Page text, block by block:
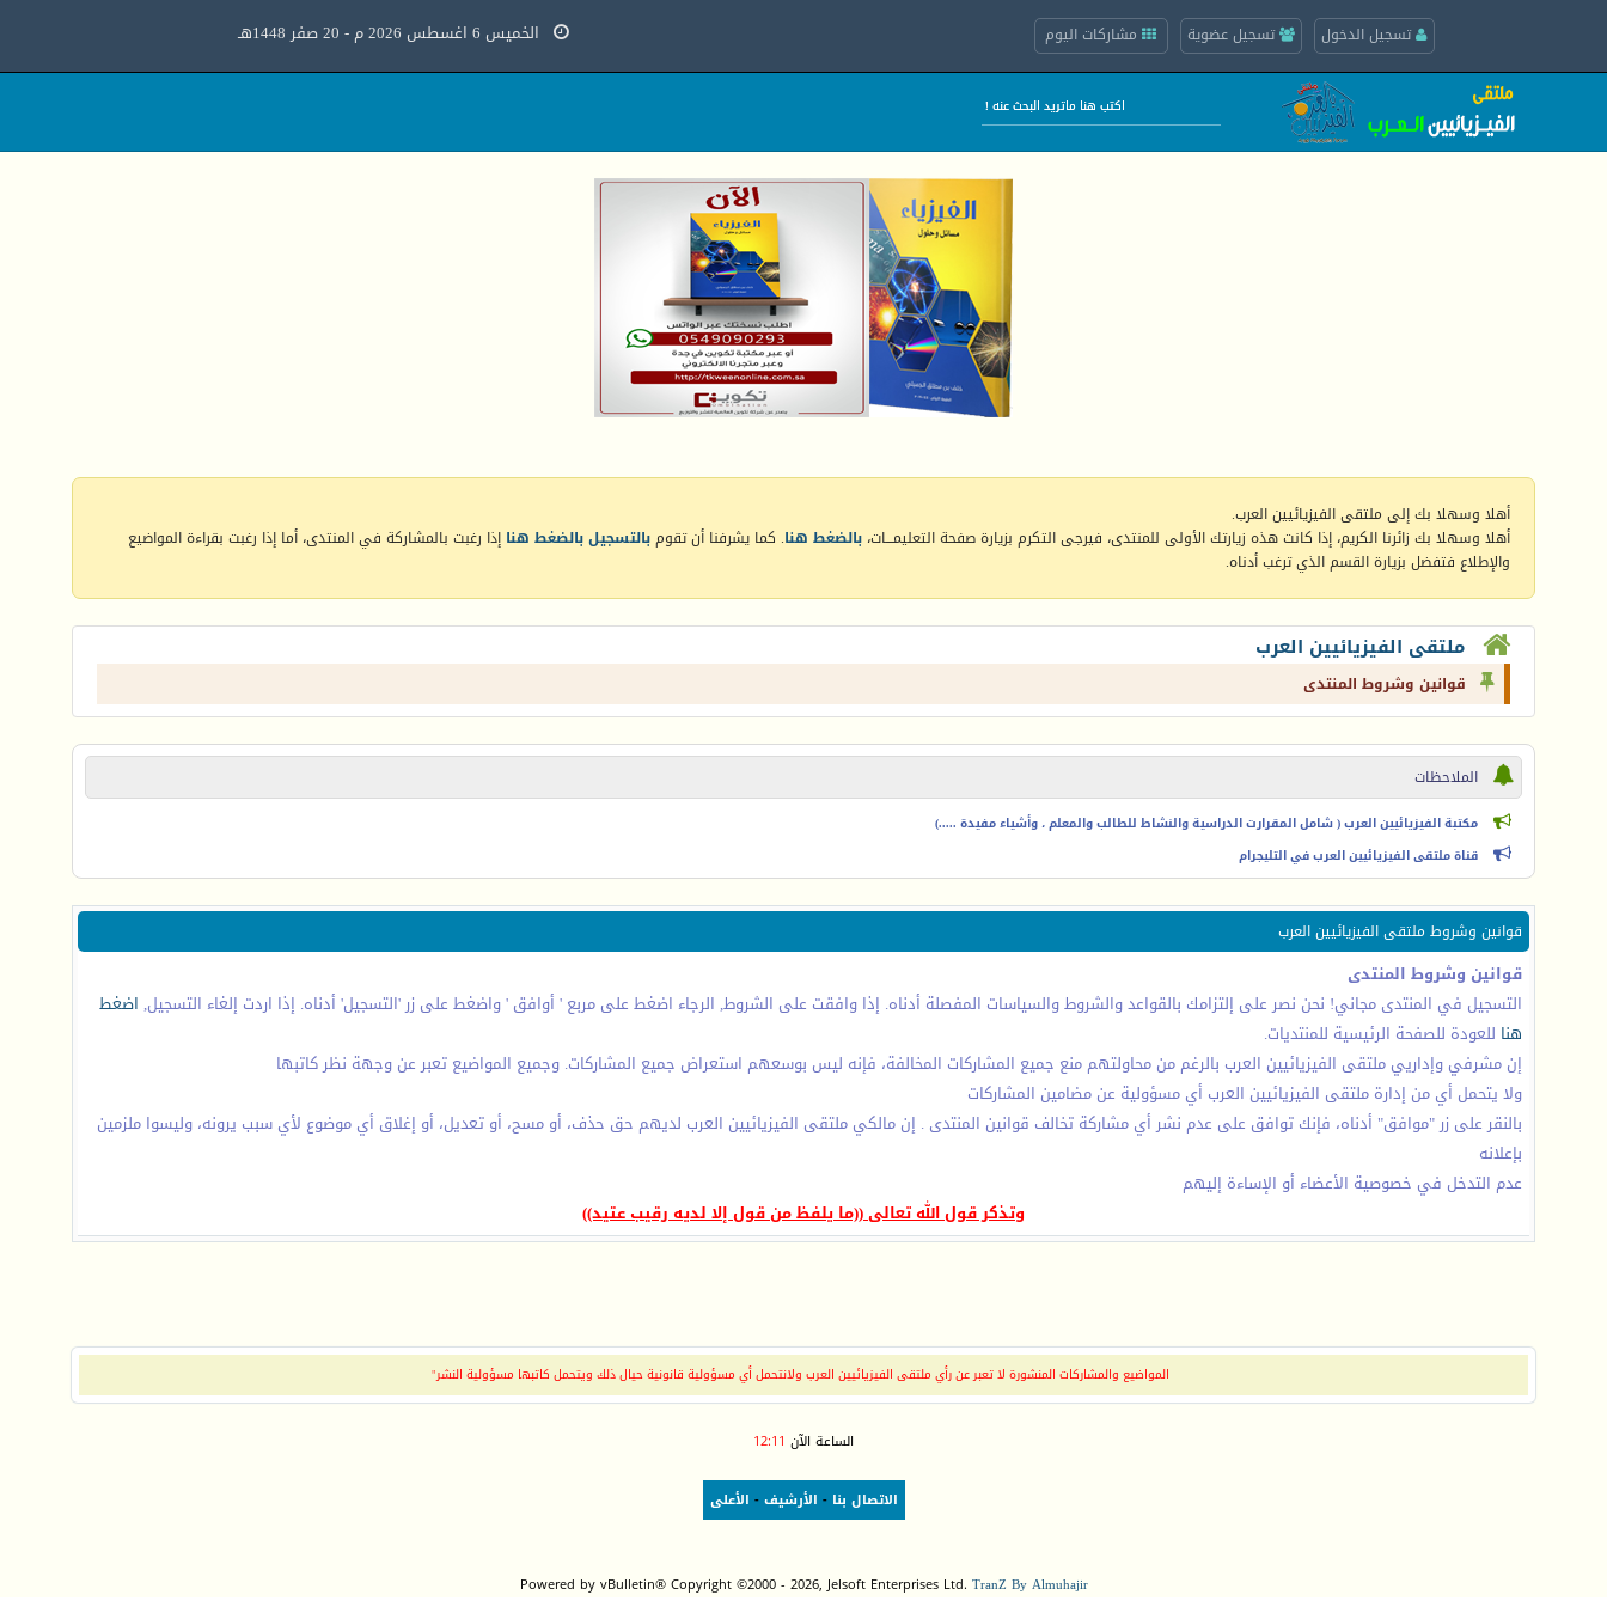
تسجيل الدخول تسجيل عضوية مشاركات اليوم الخميس 6 اغسطس 2026 م - 20 صفر 1448هـ
أهلا وسهلا بك إلى ملتقى الفيزيائيين العرب.
أهلا وسهلا بك زائرنا الكريم، إذا كانت هذه زيارتك الأولى للمنتدى، فيرجى التكرم بزيارة صفحة التعليمـــات، بالضغط هنا. كما يشرفنا أن تقومبالتسجيل بالضغط هنا إذا رغبت بالمشاركة في المنتدى، أما إذا رغبت بقراءة المواضيع
والإطلاع فتفضل بزيارة القسم الذي ترغب أدناه.
ملتقى الفيزيائيين العرب
قوانين وشروط المنتدى
الملاحظات
مكتبة الفيزيائيين العرب ( شامل المقرارت الدراسية والنشاط للطالب والمعلم ، وأشياء مفيدة .....)
قناة ملتقى الفيزيائيين العرب في التليجرام
قوانين وشروط ملتقى الفيزيائيين العرب
قوانين وشروط المنتدى
التسجيل في المنتدى مجاني! نحن نصر على إلتزامك بالقواعد والشروط والسياسات المفصلة أدناه. إذا وافقت على الشروط, الرجاء اضغط على مربع ' أوافق ' واضغط على زر 'التسجيل' أدناه. إذا اردت إلغاء التسجيل, اضغط
هنا للعودة للصفحة الرئيسية للمنتديات.
إن مشرفي وإداريي ملتقى الفيزيائيين العرب بالرغم من محاولتهم منع جميع المشاركات المخالفة، فإنه ليس بوسعهم استعراض جميع المشاركات. وجميع المواضيع تعبر عن وجهة نظر كاتبها
ولا يتحمل أي من إدارة ملتقى الفيزيائيين العرب أي مسؤولية عن مضامين المشاركات
بالنقر على زر "موافق" أدناه، فإنك توافق على عدم نشر أي مشاركة تخالف قوانين المنتدى . إن مالكي ملتقى الفيزيائيين العرب لديهم حق حذف، أو مسح، أو تعديل، أو إغلاق أي موضوع لأي سبب يرونه، وليسوا ملزمين
بإعلانه
عدم التدخل في خصوصية الأعضاء أو الإساءة إليهم
وتذكر قول الله تعالى ((ما يلفظ من قول إلا لديه رقيب عتيد))
المواضيع والمشاركات المنشورة لا تعبر عن رأي ملتقى الفيزيائيين العرب ولانتحمل أي مسؤولية قانونية حيال ذلك ويتحمل كاتبها مسؤولية النشر"
الساعة الآن 12:11
الاتصال بنا - الأرشيف- الأعلى
Powered by vBulletin® Copyright ©2000 - 2026, Jelsoft Enterprises Ltd. TranZ By Almuhajir